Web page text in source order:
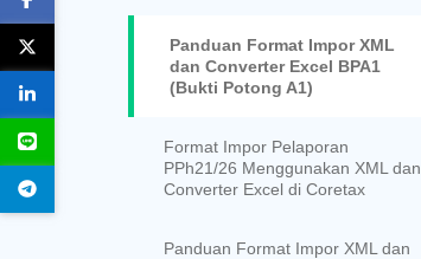
Panduan Format Impor XML
dan Converter Excel BPA1
(Bukti Potong A1)
Format Impor Pelaporan
PPh21/26 Menggunakan XML dan
Converter Excel di Coretax
Panduan Format Impor XML dan